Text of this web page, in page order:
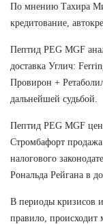
По мнению Тахира
кредитование,
Пептид PEG MGF
доставка Углич:
Провирон +
дальнейшей судьбой.
Пептид PEG MGF
Стромбафорт
налогового
Рональда Рейгана в
В периоды кризисов
правило, происходит